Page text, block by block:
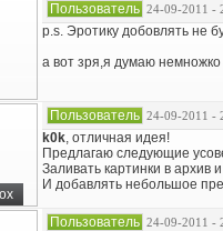
Пользователь 24-09-2011 -
p.s. Эротику добовлять не
а вот зря,я думаю немножко
Пользователь 24-09-2011 -
k0k, отличная идея!
Предлагаю следующие
Заливать картинки в архив
И добавлять небольшое
Пользователь 24-09-2011 -